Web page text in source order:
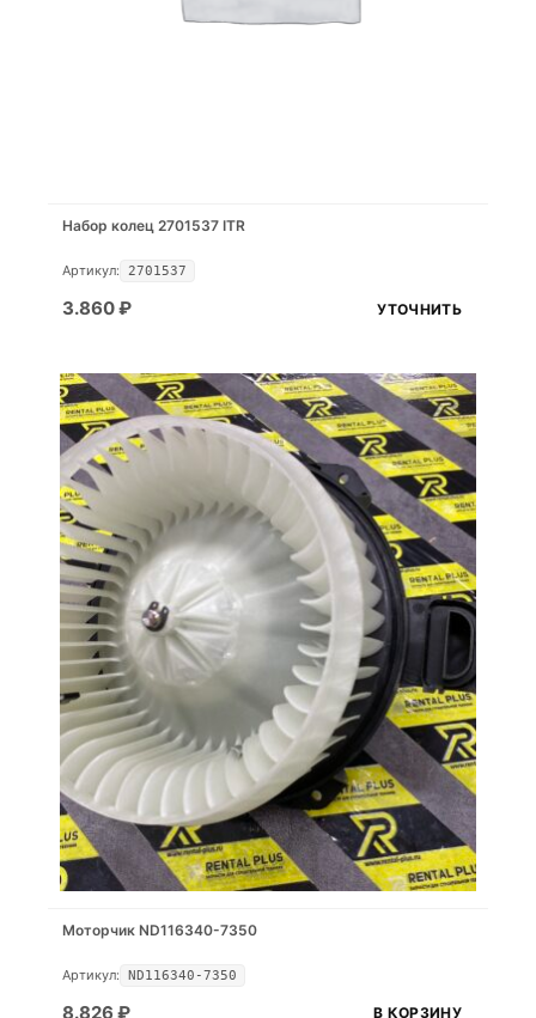
Набор колец 2701537 ITR
Артикул: 2701537
3.860₽ УТОЧНИТЬ
Моторчик ND116340-7350
Артикул: ND116340-7350
8.826 ₽ В КОРЗИНУ